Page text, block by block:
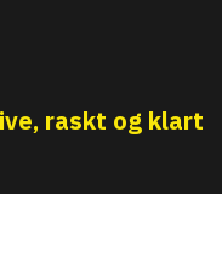
raskt og klart